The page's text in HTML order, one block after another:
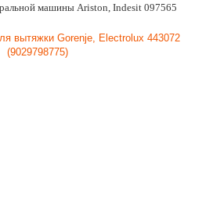
машины Ariston, Indesit 097565